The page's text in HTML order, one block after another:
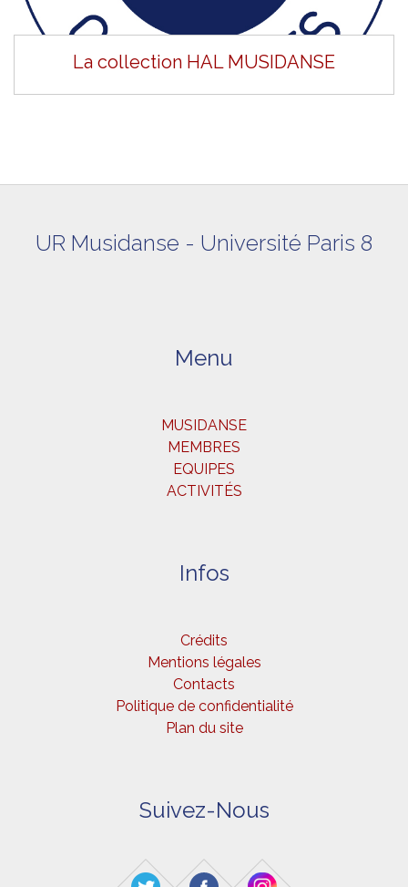
La collection HAL MUSIDANSE
UR Musidanse - Université Paris 8
Menu
MUSIDANSE
MEMBRES
EQUIPES
ACTIVITÉS
Infos
Crédits
Mentions légales
Contacts
Politique de confidentialité
Plan du site
Suivez-Nous